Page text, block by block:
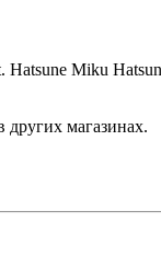
Hatsune Miku
магазинах.